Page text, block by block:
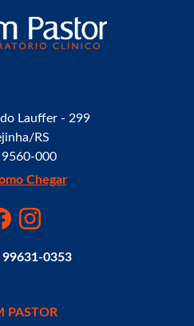
Lauffer - 299
RS
9560-000
Chegar
99631-0353
PASTOR